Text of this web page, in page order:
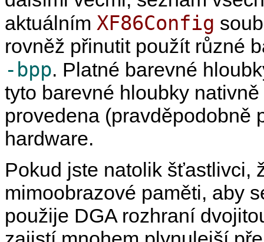
aktuálním XF86Config
rovněž přinutit použít různé
-bpp. Platné barevné
tyto barevné hloubky
provedena (pravděpodobně
hardware.
Pokud jste natolik šťastlivci,
mimoobrazové paměti, aby
použije DGA rozhraní